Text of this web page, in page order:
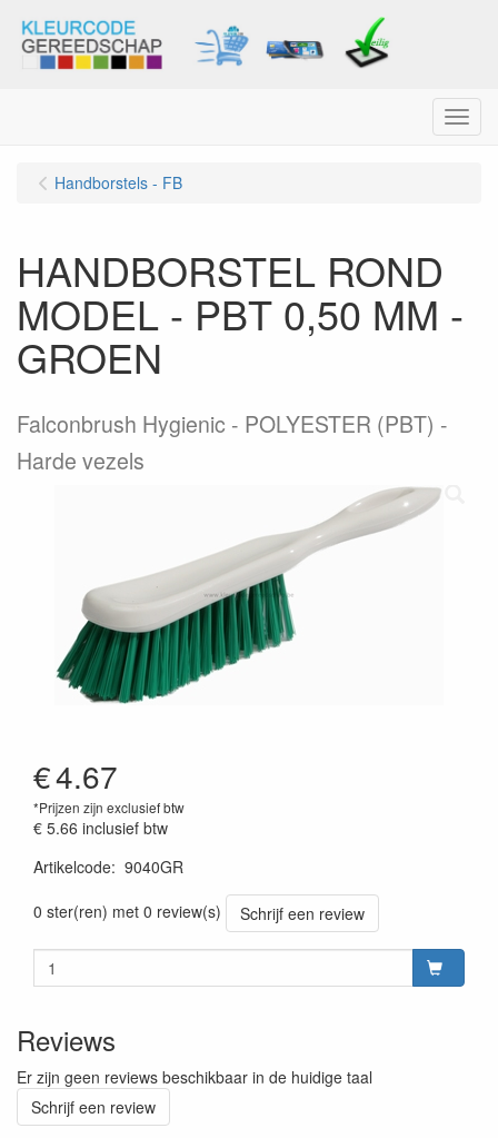
Menu
Handborstels - FB
HANDBORSTEL ROND
MODEL - PBT 0,50 MM -
GROEN
Falconbrush Hygienic - POLYESTER (PBT) -
Harde vezels
€4.67
*Prijzen zijn exclusief btw
€ 5.66 inclusief btw
Artikelcode: 9040GR
0 ster(ren) met 0 review(s)
Schrijf een review
Reviews
Er zijn geen reviews beschikbaar in de huidige taal
Schrijf een review